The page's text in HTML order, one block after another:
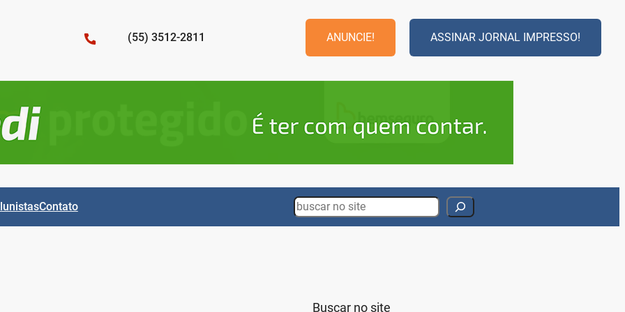
(55) 3512-2811 ANUNCIE! ASSINAR JORNAL IMPRESSO!
Contato Search
Buscar no site